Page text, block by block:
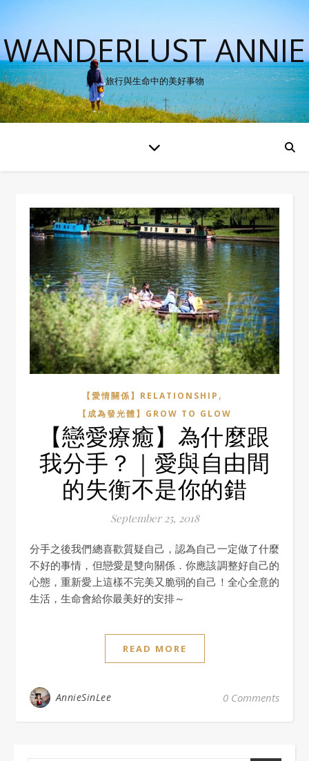
WANDERLUST ANNIE
旅行與生命中的美好事物
【愛情關係】RELATIONSHIP ,
【成為發光體】GROW TO GLOW
【戀愛療癒】為什麼跟
我分手？｜愛與自由間
的失衡不是你的錯
September 25, 2018
分手之後我們總喜歡質疑自己，認為自己一定做了什麼
不好的事情，但戀愛是雙向關係．你應該調整好自己的
心態，重新愛上這樣不完美又脆弱的自己！全心全意的
生活，生命會給你最美好的安排～
READ MORE
AnnieSinLee 0 Comments